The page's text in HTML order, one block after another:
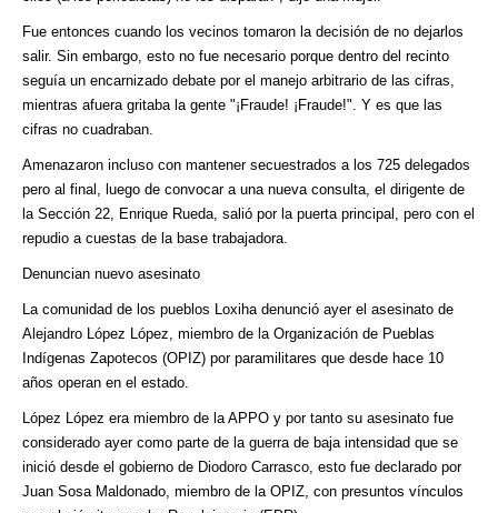
Fue entonces cuando los vecinos tomaron la decisión de no dejarlos
salir. Sin embargo, esto no fue necesario porque dentro del recinto
seguía un encarnizado debate por el manejo arbitrario de las cifras,
mientras afuera gritaba la gente "¡Fraude! ¡Fraude!". Y es que las
cifras no cuadraban.
Amenazaron incluso con mantener secuestrados a los 725 delegados
pero al final, luego de convocar a una nueva consulta, el dirigente de
la Sección 22, Enrique Rueda, salió por la puerta principal, pero con el
repudio a cuestas de la base trabajadora.
Denuncian nuevo asesinato
La comunidad de los pueblos Loxiha denunció ayer el asesinato de
Alejandro López López, miembro de la Organización de Pueblas
Indígenas Zapotecos (OPIZ) por paramilitares que desde hace 10
años operan en el estado.
López López era miembro de la APPO y por tanto su asesinato fue
considerado ayer como parte de la guerra de baja intensidad que se
inició desde el gobierno de Diodoro Carrasco, esto fue declarado por
Juan Sosa Maldonado, miembro de la OPIZ, con presuntos vínculos